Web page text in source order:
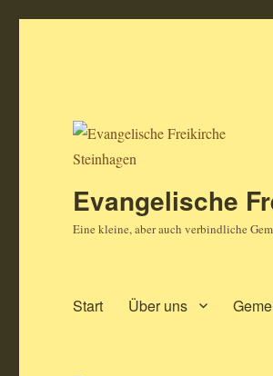
Evangelische
Eine kleine, aber auch verbindliche
Start Über uns